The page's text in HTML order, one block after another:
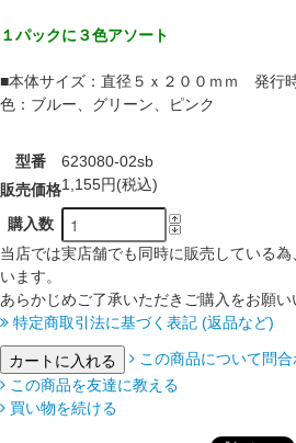
１パックに３色アソート
■本体サイズ：直径５ｘ２００ｍｍ 発行
色：ブルー、グリーン、ピンク
型番
623080-02sb
販売価格1,155円(税込)
購入数
当店では実店舗でも同時に販売している
います。
あらかじめご了承いただきご購入をお願い
特定商取引法に基づく表記 (返品など)
この商品について問合
この商品を友達に教える
買い物を続ける